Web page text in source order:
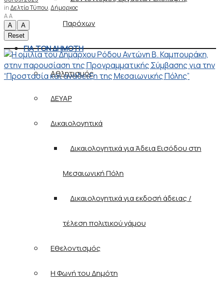
Παρόχων
ΓΙΑ ΤΟΝ ΔΗΜΟΤΗ
Αθλητισμός
ΔΕΥΑΡ
Δικαιολογητικά
Δικαιολογητικά για Άδεια Εισόδου στη
Μεσαιωνική Πόλη
Δικαιολογητικά για εκδοσή άδειας /
τέλεση πολιτικού γάμου
Εθελοντισμός
Η Φωνή του Δημότη
inΔελτία Τύπου,Δήμαρχος
AA
A
A
Reset